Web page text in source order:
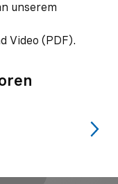
unserem
Video (PDF).